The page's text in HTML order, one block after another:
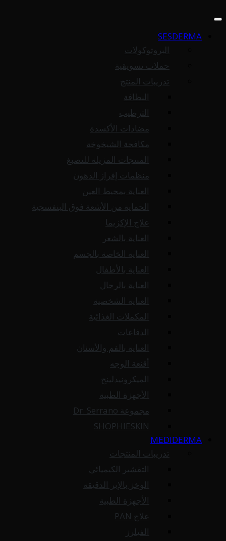
SESDERMA
البروتوكولات
حملات تسويقية
تدريبات المنتج
النظافة
الترطيب
مضادات الأكسدة
مكافحة الشيخوخة
المنتجات المزيلة للتصبغ
منظمات إفراز الدهون
العناية بمحيط العين
الحماية من الأشعة فوق البنفسجية
علاج الإكزيما
العناية بالشعر
العناية الخاصة بالجسم
العناية بالأطفال
العناية بالرجال
العناية الشخصية
المكملات الغذائية
الدفاعات
العناية بالفم والأسنان
أقنعة الوجه
الميكرونيدلينج
الأجهزة الطبية
مجموعة Dr. Serrano
SHOPHIESKIN
MEDIDERMA
تدريبات المنتجات
التقشير الكيميائي
الوخز بالإبر الدقيقة
الأجهزة الطبية
علاج PAN
الفيلرز